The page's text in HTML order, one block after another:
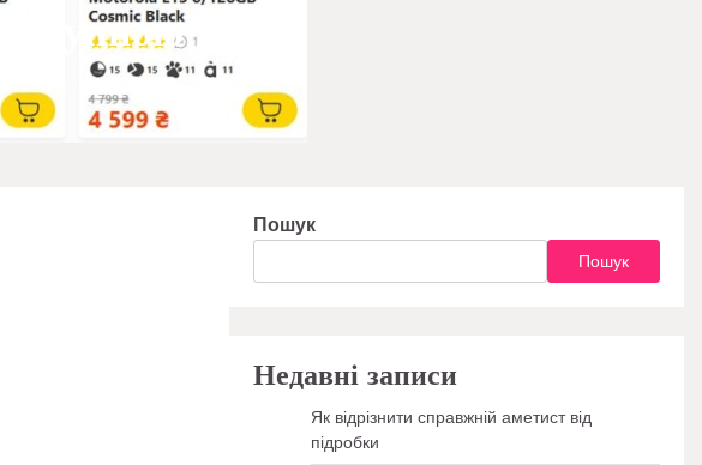
ціною
Пошук
Пошук
Недавні записи
Як відрізнити справжній аметист від
підробки